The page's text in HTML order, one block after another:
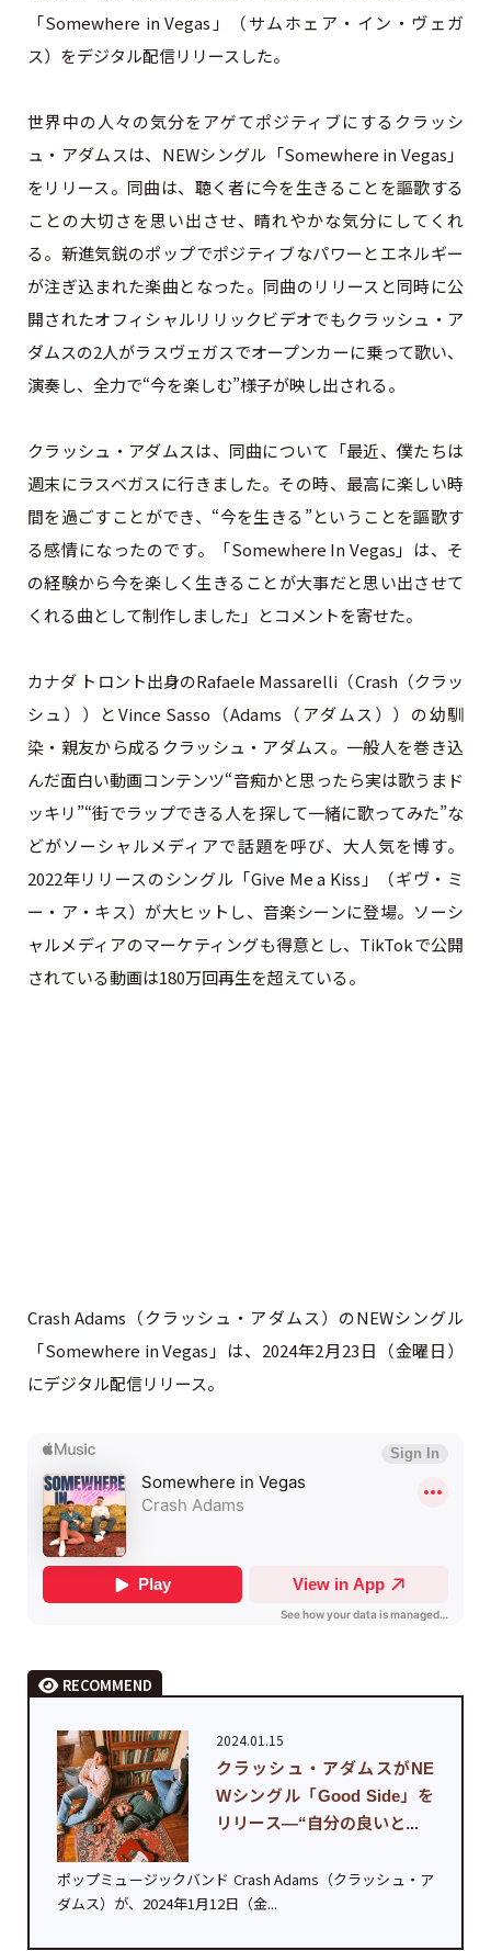
「Somewhere in Vegas」（サムホェア・イン・ヴェガ
ス）をデジタル配信リリースした。
世界中の人々の気分をアゲてポジティブにするクラッシ
ュ・アダムスは、NEWシングル「Somewhere in Vegas」
をリリース。同曲は、聴く者に今を生きることを謳歌する
ことの大切さを思い出させ、晴れやかな気分にしてくれ
る。新進気鋭のポップでポジティブなパワーとエネルギー
が注ぎ込まれた楽曲となった。同曲のリリースと同時に公
開されたオフィシャルリリックビデオでもクラッシュ・ア
ダムスの2人がラスヴェガスでオープンカーに乗って歌い、
演奏し、全力で“今を楽しむ”様子が映し出される。
クラッシュ・アダムスは、同曲について「最近、僕たちは
週末にラスベガスに行きました。その時、最高に楽しい時
間を過ごすことができ、“今を生きる”ということを謳歌す
る感情になったのです。「Somewhere In Vegas」は、そ
の経験から今を楽しく生きることが大事だと思い出させて
くれる曲として制作しました」とコメントを寄せた。
カナダ トロント出身のRafaele Massarelli（Crash（クラッ
シュ））とVince Sasso（Adams（アダムス））の幼馴
染・親友から成るクラッシュ・アダムス。一般人を巻き込
んだ面白い動画コンテンツ“音痴かと思ったら実は歌うまド
ッキリ”“街でラップできる人を探して一緒に歌ってみた”な
どがソーシャルメディアで話題を呼び、大人気を博す。
2022年リリースのシングル「Give Me a Kiss」（ギヴ・ミ
ー・ア・キス）が大ヒットし、音楽シーンに登場。ソーシ
ャルメディアのマーケティングも得意とし、TikTokで公開
されている動画は180万回再生を超えている。
Crash Adams（クラッシュ・アダムス）のNEWシングル
「Somewhere in Vegas」は、2024年2月23日（金曜日）
にデジタル配信リリース。
RECOMMEND
2024.01.15
クラッシュ・アダムスがNE
Wシングル「Good Side」を
リリース—“自分の良いと...
ポップミュージックバンド Crash Adams（クラッシュ・ア
ダムス）が、2024年1月12日（金...